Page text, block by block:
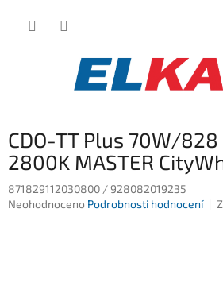
CDO-TT Plus 70W/828
2800K MASTER
871829112030800 / 928082019235
Průměrné
Neohodnoceno Podrobnosti hodnocení